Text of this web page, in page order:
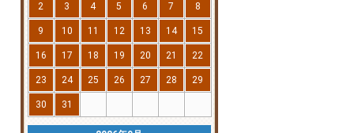
2 3 4 5 6 7 8
9 10 11 12 13 14 15
16 17 18 19 20 21 22
23 24 25 26 27 28 29
30 31